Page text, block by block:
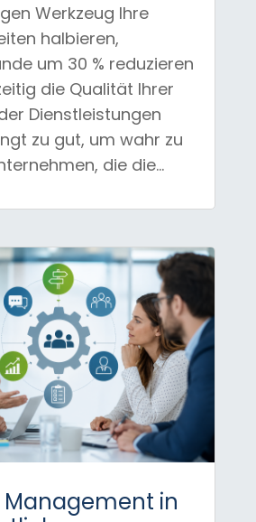
Werkzeug Ihre
halbieren,
um 30 % reduzieren
die Qualität Ihrer
Dienstleistungen
zu gut, um wahr zu
die die...
in